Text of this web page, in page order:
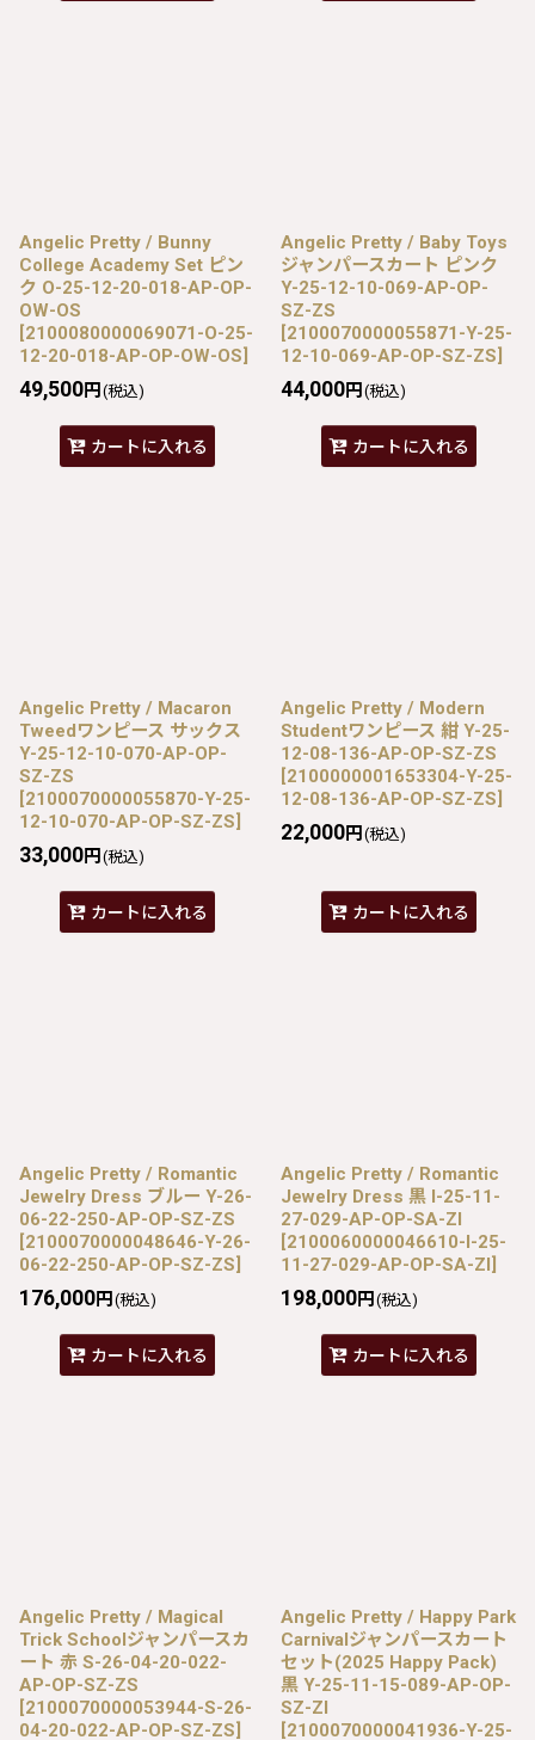
Angelic Pretty / Bunny
College Academy Set ピン
ク O-25-12-20-018-AP-OP-
OW-OS
[2100080000069071-O-25-
12-20-018-AP-OP-OW-OS]
49,500円 (税込)
カートに入れる
Angelic Pretty / Baby Toys
ジャンパースカート ピンク
Y-25-12-10-069-AP-OP-
SZ-ZS
[2100070000055871-Y-25-
12-10-069-AP-OP-SZ-ZS]
44,000円 (税込)
カートに入れる
Angelic Pretty / Macaron
Tweedワンピース サックス
Y-25-12-10-070-AP-OP-
SZ-ZS
[2100070000055870-Y-25-
12-10-070-AP-OP-SZ-ZS]
33,000円 (税込)
カートに入れる
Angelic Pretty / Modern
Studentワンピース 紺 Y-25-
12-08-136-AP-OP-SZ-ZS
[2100000001653304-Y-25-
12-08-136-AP-OP-SZ-ZS]
22,000円 (税込)
カートに入れる
Angelic Pretty / Romantic
Jewelry Dress ブルー Y-26-
06-22-250-AP-OP-SZ-ZS
[2100070000048646-Y-26-
06-22-250-AP-OP-SZ-ZS]
176,000円 (税込)
カートに入れる
Angelic Pretty / Romantic
Jewelry Dress 黒 I-25-11-
27-029-AP-OP-SA-ZI
[2100060000046610-I-25-
11-27-029-AP-OP-SA-ZI]
198,000円 (税込)
カートに入れる
Angelic Pretty / Magical
Trick Schoolジャンパースカ
ート 赤 S-26-04-20-022-
AP-OP-SZ-ZS
[2100070000053944-S-26-
04-20-022-AP-OP-SZ-ZS]
Angelic Pretty / Happy Park
Carnivalジャンパースカート
セット(2025 Happy Pack)
黒 Y-25-11-15-089-AP-OP-
SZ-ZI
[2100070000041936-Y-25-